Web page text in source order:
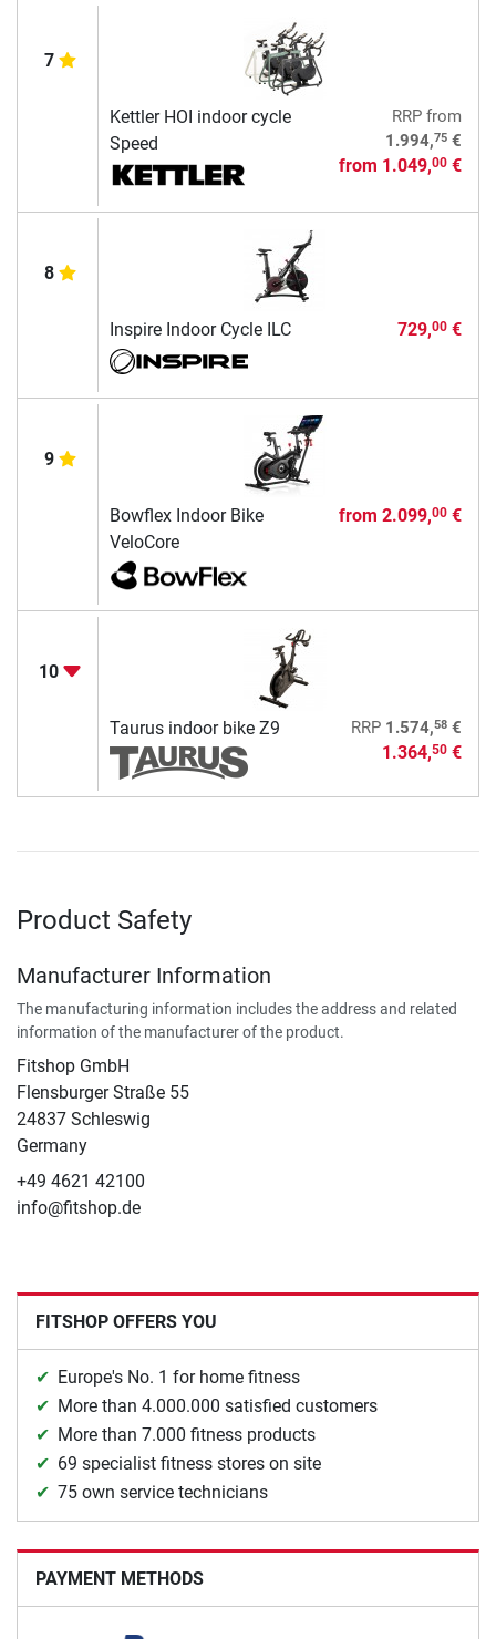
7
Kettler HOI indoor cycle
Speed
RRPfrom
1.994,75€
from 1.049,00€
8
Inspire Indoor Cycle ILC 729,00€
9
Bowflex Indoor Bike
VeloCore
from 2.099,00€
10
Taurus indoor bike Z9 RRP 1.574,58€
1.364,50€
Product Safety
Manufacturer Information
The manufacturing information includes the address and related
information of the manufacturer of the product.
Fitshop GmbH
Flensburger Straße 55
24837 Schleswig
Germany
+49 4621 42100
info@fitshop.de
FITSHOP OFFERS YOU
Europe's No. 1 for home fitness
More than 4.000.000 satisfied customers
More than 7.000 fitness products
69 specialist fitness stores on site
75 own service technicians
PAYMENT METHODS